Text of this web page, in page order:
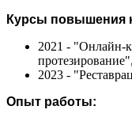
Курсы повышения
2021 - "Онлайн-
2023 -
Опыт работы: